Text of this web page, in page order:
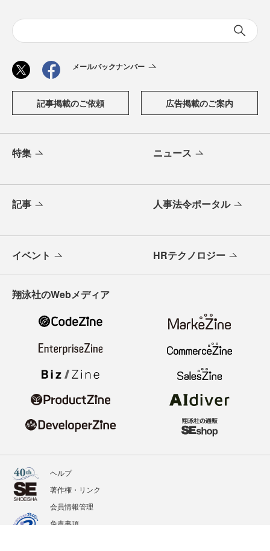
メールバックナンバー
記事掲載のご依頼 広告掲載のご案内
特集 ニュース
記事 人事法令ポータル
イベント HRテクノロジー
翔泳社のWebメディア
ヘルプ
著作権・リンク
会員情報管理
免責事項